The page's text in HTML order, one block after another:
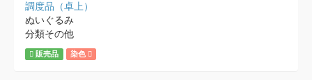
調度品（卓上）
ぬいぐるみ
分類その他
販売品 染色